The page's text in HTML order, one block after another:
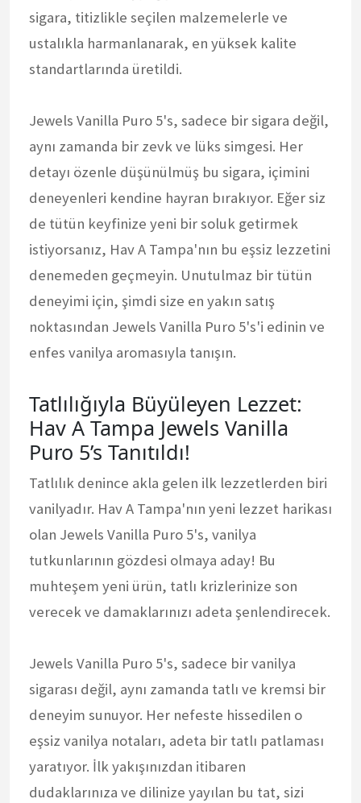
sigara, titizlikle seçilen malzemelerle ve
ustalıkla harmanlanarak, en yüksek kalite
standartlarında üretildi.
Jewels Vanilla Puro 5's, sadece bir sigara değil,
aynı zamanda bir zevk ve lüks simgesi. Her
detayı özenle düşünülmüş bu sigara, içimini
deneyenleri kendine hayran bırakıyor. Eğer siz
de tütün keyfinize yeni bir soluk getirmek
istiyorsanız, Hav A Tampa'nın bu eşsiz lezzetini
denemeden geçmeyin. Unutulmaz bir tütün
deneyimi için, şimdi size en yakın satış
noktasından Jewels Vanilla Puro 5's'i edinin ve
enfes vanilya aromasıyla tanışın.
Tatlılığıyla Büyüleyen Lezzet:
Hav A Tampa Jewels Vanilla
Puro 5’s Tanıtıldı!
Tatlılık denince akla gelen ilk lezzetlerden biri
vanilyadır. Hav A Tampa'nın yeni lezzet harikası
olan Jewels Vanilla Puro 5's, vanilya
tutkunlarının gözdesi olmaya aday! Bu
muhteşem yeni ürün, tatlı krizlerinize son
verecek ve damaklarınızı adeta şenlendirecek.
Jewels Vanilla Puro 5's, sadece bir vanilya
sigarası değil, aynı zamanda tatlı ve kremsi bir
deneyim sunuyor. Her nefeste hissedilen o
eşsiz vanilya notaları, adeta bir tatlı patlaması
yaratıyor. İlk yakışınızdan itibaren
dudaklarınıza ve dilinize yayılan bu tat, sizi